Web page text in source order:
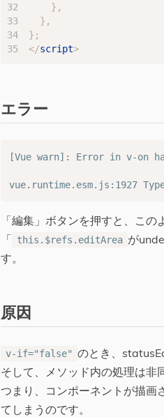
},
},
};
</script>
エラー
[Vue warn]: Error in v-on
「編集」ボタンを押すと、この
「 this.$refs.editArea が
す。
原因
v-if="false" のとき、
そして、メソッド内の処理は非
つまり、コンポーネントが描画
てしまうのです。